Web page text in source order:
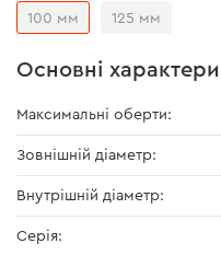
100 мм 125 мм
Основні
Максимальні оберти:
Зовнішній діаметр:
Внутрішній діаметр:
Серія: